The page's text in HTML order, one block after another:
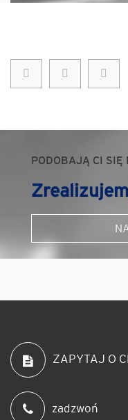
PODOBAJĄ CI SIĘ
ZAPYTAJ O
zadzwoń